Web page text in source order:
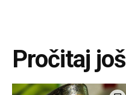
Pročitaj još